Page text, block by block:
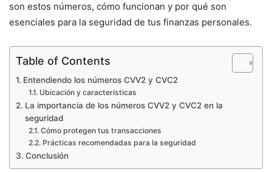
son estos números, cómo funcionan y por qué son
esenciales para la seguridad de tus finanzas personales.
Table of Contents
Entendiendo los números CVV2 y CVC2
Ubicación y características
La importancia de los números CVV2 y CVC2 en la
seguridad
Cómo protegen tus transacciones
Prácticas recomendadas para la seguridad
Conclusión